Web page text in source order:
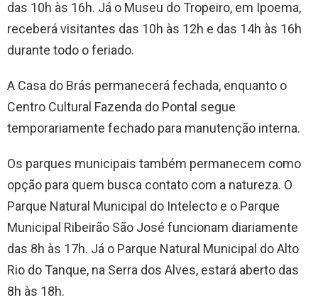
das 10h às 16h. Já o Museu do Tropeiro, em Ipoema,
receberá visitantes das 10h às 12h e das 14h às 16h
durante todo o feriado.
A Casa do Brás permanecerá fechada, enquanto o
Centro Cultural Fazenda do Pontal segue
temporariamente fechado para manutenção interna.
Os parques municipais também permanecem como
opção para quem busca contato com a natureza. O
Parque Natural Municipal do Intelecto e o Parque
Municipal Ribeirão São José funcionam diariamente
das 8h às 17h. Já o Parque Natural Municipal do Alto
Rio do Tanque, na Serra dos Alves, estará aberto das
8h às 18h.